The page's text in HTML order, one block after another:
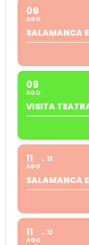
09
AGO
SALAMANCA
09
AGO
VISITA
11
AGO
12
SALAMANCA
11
AGO
12